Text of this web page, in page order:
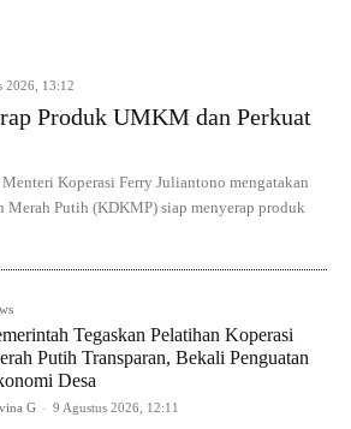
2026, 13:12
Produk UMKM dan Perkuat
Koperasi Ferry Juliantono mengatakan
Merah Putih (KDKMP) siap menyerap produk
Tegaskan Pelatihan Koperasi
Putih Transparan, Bekali Penguatan
Desa
G - 9 Agustus 2026, 12:11